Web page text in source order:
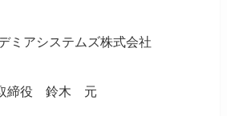
システムズ株式会社
締役 鈴木 元